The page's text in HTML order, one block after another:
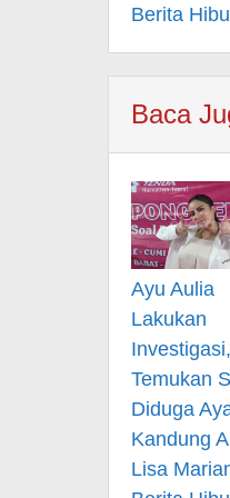
Berita
Baca
Ayu Aulia
Lakukan
Investigasi,
Temukan
Diduga
Kandung
Lisa